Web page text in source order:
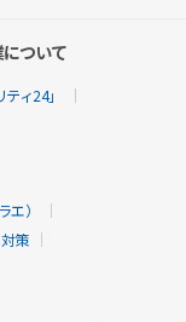
ついて
ィ24」
）
策